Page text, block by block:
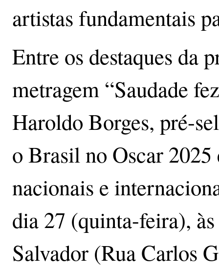
artistas fundamentais
Entre os destaques da
metragem “Saudade
Haroldo Borges, pré-
o Brasil no Oscar
nacionais e
dia 27 (quinta-feira),
Salvador (Rua Carlos